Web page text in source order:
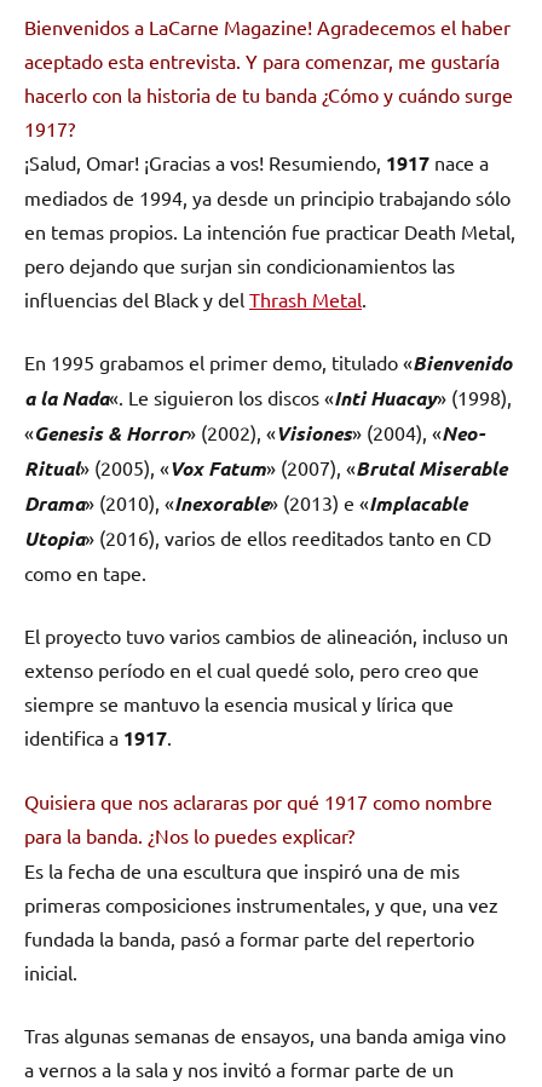
Bienvenidos a LaCarne Magazine! Agradecemos el haber
aceptado esta entrevista. Y para comenzar, me gustaría
hacerlo con la historia de tu banda ¿Cómo y cuándo surge
1917?
¡Salud, Omar! ¡Gracias a vos! Resumiendo, 1917 nace a
mediados de 1994, ya desde un principio trabajando sólo
en temas propios. La intención fue practicar Death Metal,
pero dejando que surjan sin condicionamientos las
influencias del Black y del Thrash Metal
En 1995 grabamos el primer demo, titulado «Bienvenido
a la Nada«. Le siguieron los discos «Inti Huacay» (1998),
«Genesis & Horror» (2002), «Visiones» (2004), «Neo-
Ritual» (2005), «Vox Fatum» (2007), «Brutal Miserable
Drama» (2010), «Inexorable» (2013) e «Implacable
Utopia» (2016), varios de ellos reeditados tanto en CD
como en tape.
El proyecto tuvo varios cambios de alineación, incluso un
extenso período en el cual quedé solo, pero creo que
siempre se mantuvo la esencia musical y lírica que
identifica a 1917
Quisiera que nos aclararas por qué 1917 como nombre
para la banda. ¿Nos lo puedes explicar?
Es la fecha de una escultura que inspiró una de mis
primeras composiciones instrumentales, y que, una vez
fundada la banda, pasó a formar parte del repertorio
inicial.
Tras algunas semanas de ensayos, una banda amiga vino
a vernos a la sala y nos invitó a formar parte de un